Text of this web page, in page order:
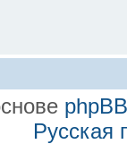
phpBB
Русская